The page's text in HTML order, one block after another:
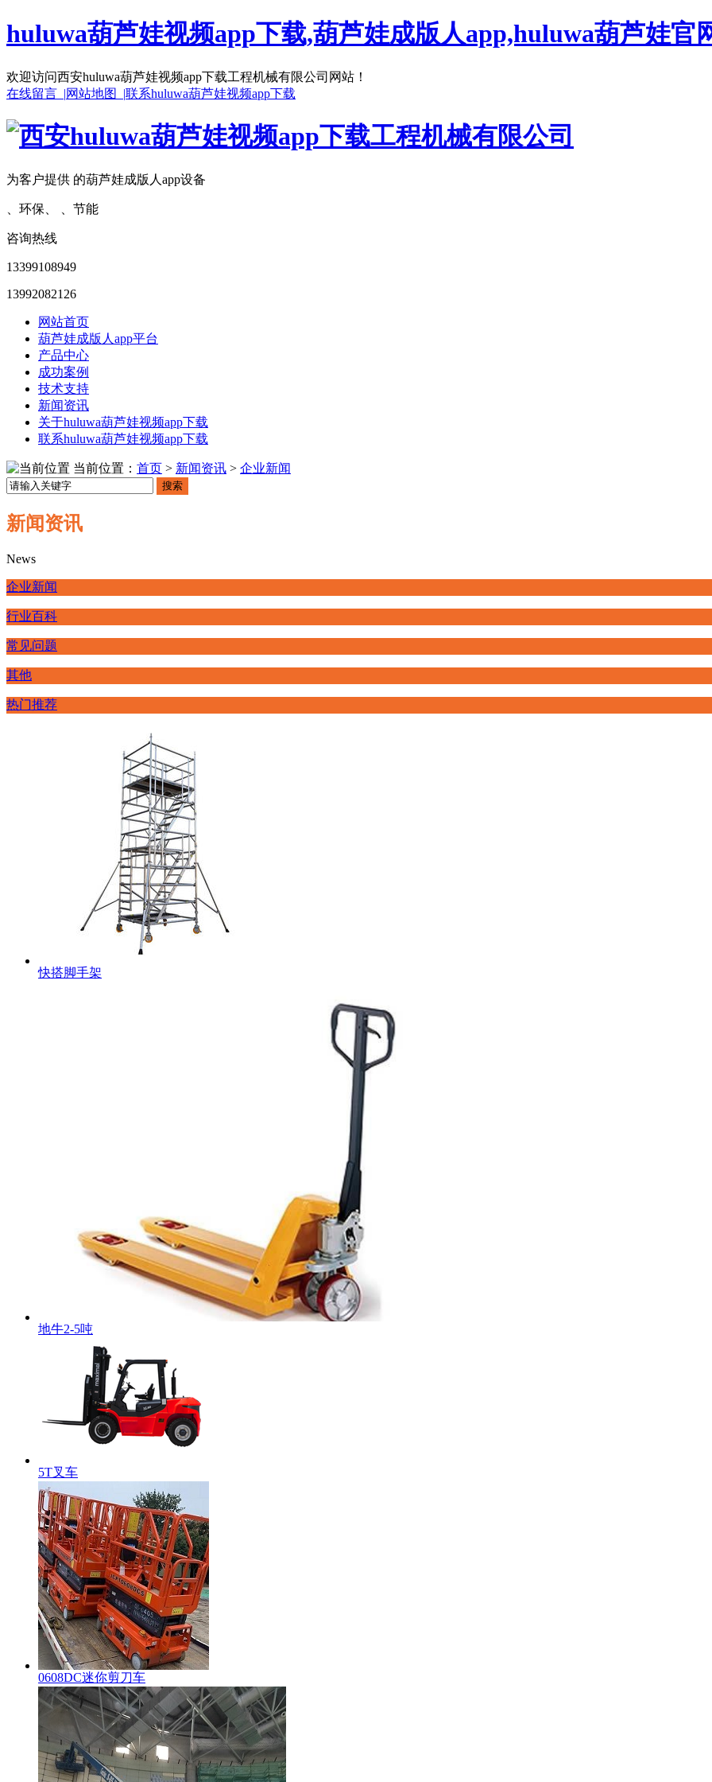
huluwa葫芦娃视频app下载,葫芦娃成版人app,huluwa葫芦娃官
欢迎访问西安huluwa葫芦娃视频app下载工程机械有限公司网站！
在线留言 |网站地图 |联系huluwa葫芦娃视频app下载
为客户提供 的葫芦娃成版人app设备
、环保、 、节能
咨询热线
13399108949
13992082126
网站首页
葫芦娃成版人app平台
产品中心
成功案例
技术支持
新闻资讯
关于huluwa葫芦娃视频app下载
联系huluwa葫芦娃视频app下载
当前位置： 首页 > 新闻资讯 > 企业新闻
搜索
新闻资讯
News
企业新闻
行业百科
常见问题
其他
热门推荐
快搭脚手架
地牛2-5吨
5T叉车
0608DC迷你剪刀车